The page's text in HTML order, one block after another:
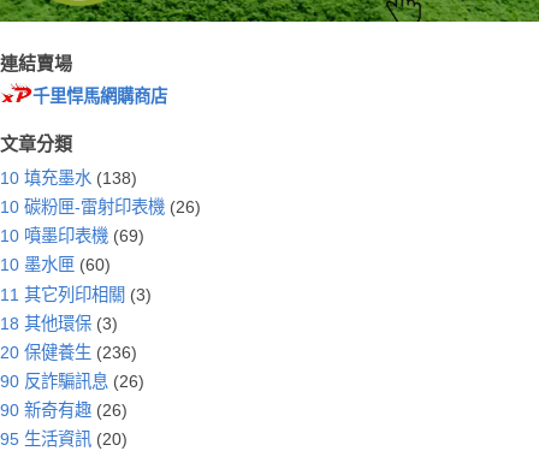
連結賣場
千里悍馬網購商店
文章分類
10 填充墨水 (138)
10 碳粉匣-雷射印表機 (26)
10 噴墨印表機 (69)
10 墨水匣 (60)
11 其它列印相關 (3)
18 其他環保 (3)
20 保健養生 (236)
90 反詐騙訊息 (26)
90 新奇有趣 (26)
95 生活資訊 (20)